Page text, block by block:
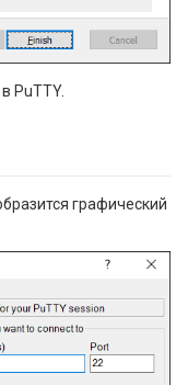
PuTTY.
графический